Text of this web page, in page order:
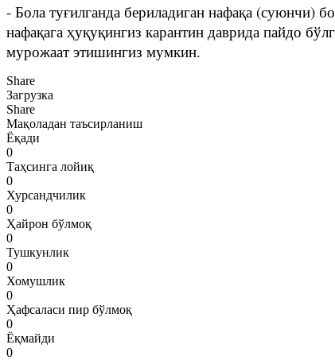
- Бола туғилганда бериладиган нафақа (суюнчи)
нафақага ҳуқуқингиз карантин даврида пайдо
мурожаат этишингиз мумкин.
Share
Загрузка
Share
Мақоладан таъсирланиш
Ёқади
0
Таҳсинга лойиқ
0
Хурсандчилик
0
Ҳайрон бўлмоқ
0
Тушкунлик
0
Хомушлик
0
Ҳафсаласи пир бўлмоқ
0
Ёқмайди
0